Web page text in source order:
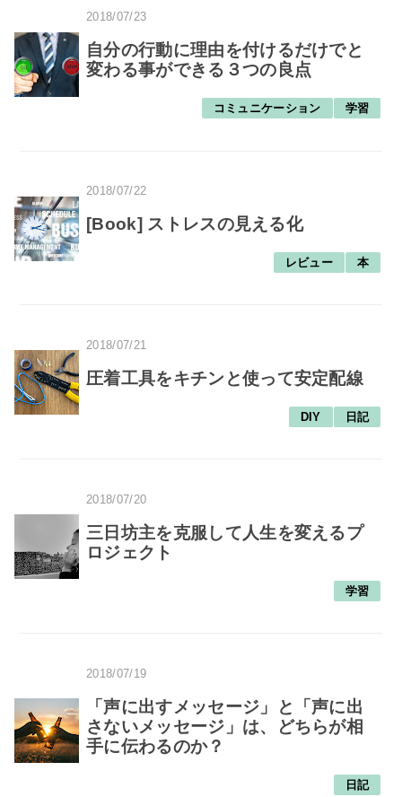
2018/07/23
自分の行動に理由を付けるだけでと
変わる事ができる３つの良点
コミュニケーション 学習
2018/07/22
[Book] ストレスの見える化
レビュー 本
2018/07/21
圧着工具をキチンと使って安定配線
DIY 日記
2018/07/20
三日坊主を克服して人生を変えるプ
ロジェクト
学習
2018/07/19
「声に出すメッセージ」と「声に出
さないメッセージ」は、どちらが相
手に伝わるのか？
日記